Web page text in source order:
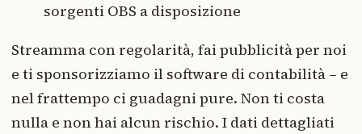
sorgenti OBS a disposizione
Streamma con regolarità, fai pubblicità per noi
e ti sponsorizziamo il software di contabilità – e
nel frattempo ci guadagni pure. Non ti costa
nulla e non hai alcun rischio. I dati dettagliati